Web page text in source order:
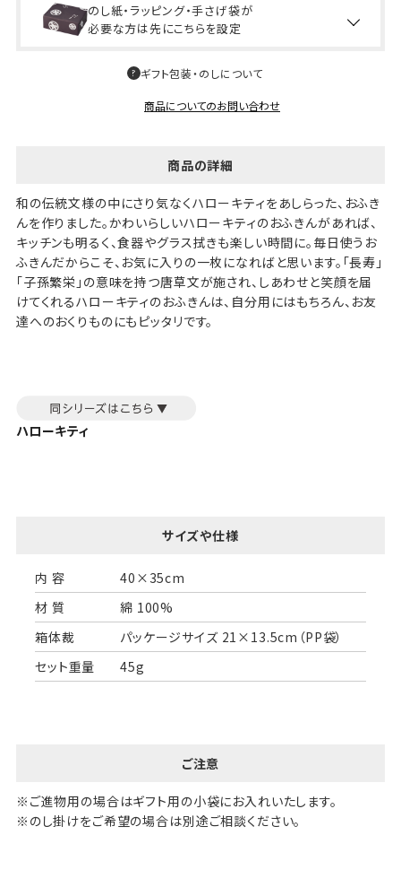
のし紙・ラッピング・手さげ袋が
必要な方は先にこちらを設定
ギフト包装・のしについて
商品についてのお問い合わせ
商品の詳細
和の伝統文様の中にさり気なくハローキティをあしらった、おふき
んを作りました。かわいらしいハローキティのおふきんがあれば、
キッチンも明るく、食器やグラス拭きも楽しい時間に。毎日使うお
ふきんだからこそ、お気に入りの一枚になればと思います。「長寿」
「子孫繁栄」の意味を持つ唐草文が施され、しあわせと笑顔を届
けてくれるハローキティのおふきんは、自分用にはもちろん、お友
達へのおくりものにもピッタリです。
ハローキティ
サイズや仕様
内 容
40×35cm
材 質
綿 100%
箱体裁
パッケージサイズ 21×13.5cm（PP袋）
セット重量
45g
ご注意
※ご進物用の場合はギフト用の小袋にお入れいたします。
※のし掛けをご希望の場合は別途ご相談ください。